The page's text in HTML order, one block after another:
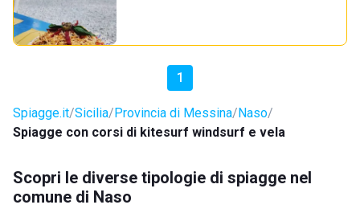
1
Spiagge.it Sicilia Provincia di Messina Naso
Spiagge con corsi di kitesurf windsurf e vela
Scopri le diverse tipologie di spiagge nel
comune di Naso